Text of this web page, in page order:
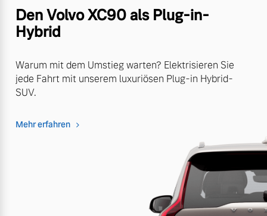
Den Volvo XC90 als Plug-in-
Hybrid
Warum mit dem Umstieg warten? Elektrisieren Sie
jede Fahrt mit unserem luxuriösen Plug-in Hybrid-
SUV.
Mehr erfahren